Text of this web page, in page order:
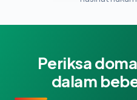
Periksa
dalam